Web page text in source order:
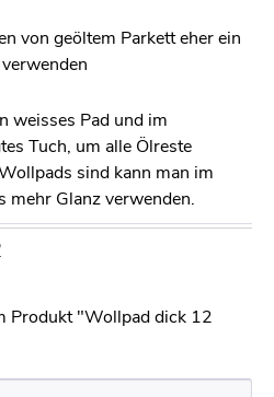
von geöltem Parkett eher ein
weisses Pad und im
Tuch, um alle Ölreste
sind kann man im
Glanz verwenden.
Produkt "Wollpad dick 12